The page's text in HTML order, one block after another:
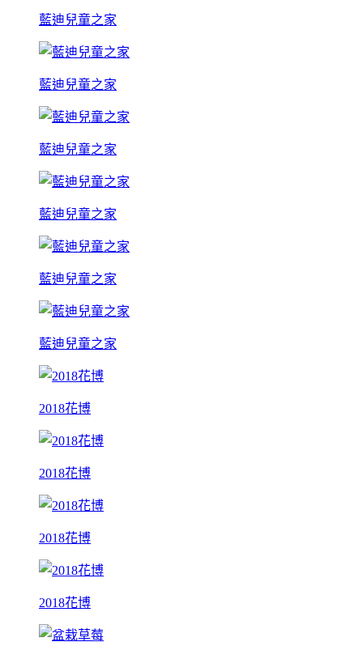
藍迪兒童之家
藍迪兒童之家
藍迪兒童之家
藍迪兒童之家
藍迪兒童之家
藍迪兒童之家
2018花博
2018花博
2018花博
2018花博